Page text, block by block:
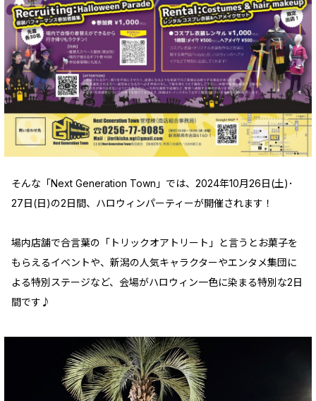
そんな「Next Generation Town」では、2024年10月26日(土)･
27日(日)の2日間、ハロウィンパーティーが開催されます！
場内店舗で合言葉の「トリックオアトリート」と言うとお菓子を
もらえるイベントや、新潟の人気キャラクターやエンタメ集団に
よる特別ステージなど、会場がハロウィン一色に染まる特別な2日
間です♪